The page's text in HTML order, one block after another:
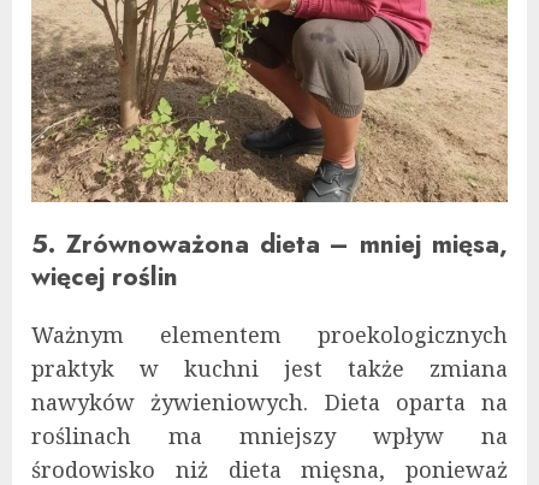
5. Zrównoważona dieta – mniej mięsa,
więcej roślin
Ważnym elementem proekologicznych
praktyk w kuchni jest także zmiana
nawyków żywieniowych. Dieta oparta na
roślinach ma mniejszy wpływ na
środowisko niż dieta mięsna, ponieważ